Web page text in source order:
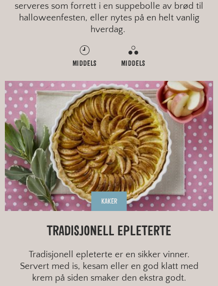
serveres som forrett i en suppebolle av brød til
halloweenfesten, eller nytes på en helt vanlig
hverdag.
MIDDELS MIDDELS
KAKER
TRADISJONELL EPLETERTE
Tradisjonell epleterte er en sikker vinner.
Servert med is, kesam eller en god klatt med
krem på siden smaker den ekstra godt.